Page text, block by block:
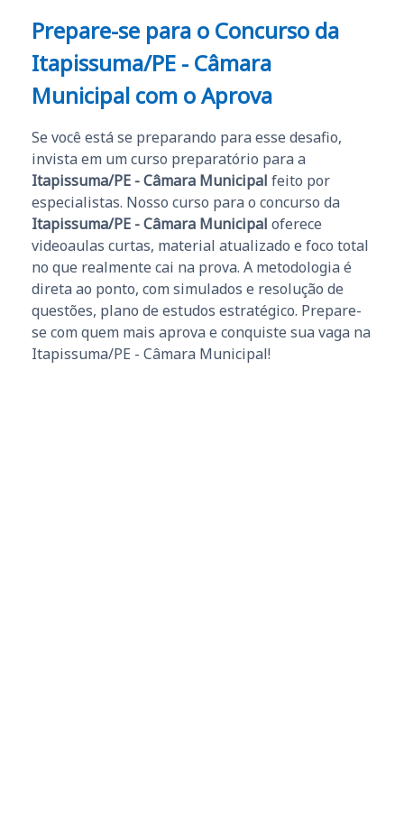
Prepare-se para o Concurso da
Itapissuma/PE - Câmara
Municipal com o Aprova
Se você está se preparando para esse desafio,
invista em um curso preparatório para a
Itapissuma/PE - Câmara Municipal feito por
especialistas. Nosso curso para o concurso da
Itapissuma/PE - Câmara Municipal oferece
videoaulas curtas, material atualizado e foco total
no que realmente cai na prova. A metodologia é
direta ao ponto, com simulados e resolução de
questões, plano de estudos estratégico. Prepare-
se com quem mais aprova e conquiste sua vaga na
Itapissuma/PE - Câmara Municipal!